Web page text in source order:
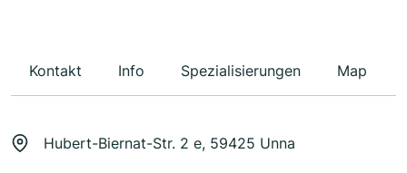
Kontakt Info Spezialisierungen Map
Hubert-Biernat-Str. 2 e, 59425 Unna